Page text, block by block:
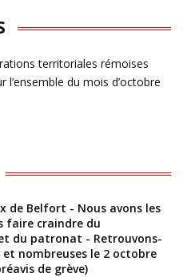
territoriales rémoises
du mois d’octobre
de Belfort - Nous avons les
faire craindre du
du patronat - Retrouvons-
nombreuses le 2 octobre
de grève)